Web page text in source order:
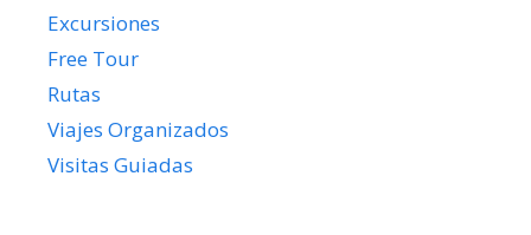
Excursiones
Free Tour
Rutas
Viajes Organizados
Visitas Guiadas